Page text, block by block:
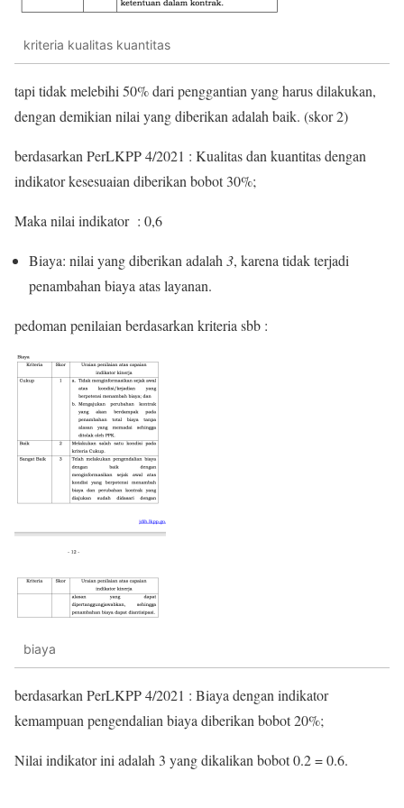
kriteria kualitas kuantitas
tapi tidak melebihi 50% dari penggantian yang harus dilakukan,
dengan demikian nilai yang diberikan adalah baik. (skor 2)
berdasarkan PerLKPP 4/2021 : Kualitas dan kuantitas dengan
indikator kesesuaian diberikan bobot 30%;
Maka nilai indikator : 0,6
Biaya: nilai yang diberikan adalah3, karena tidak terjadi
penambahan biaya atas layanan.
pedoman penilaian berdasarkan kriteria sbb :
biaya
berdasarkan PerLKPP 4/2021 : Biaya dengan indikator
kemampuan pengendalian biaya diberikan bobot 20%;
Nilai indikator ini adalah 3 yang dikalikan bobot 0.2 = 0.6.